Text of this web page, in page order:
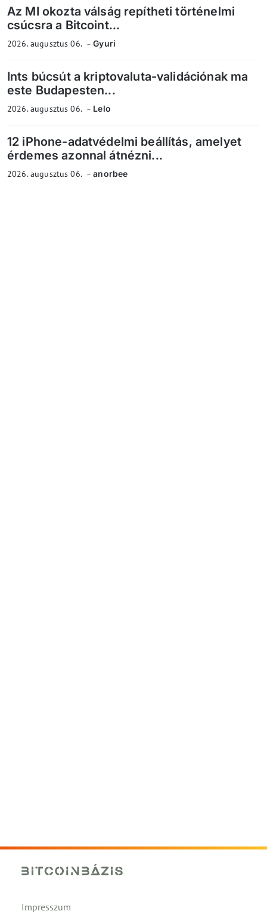
Az MI okozta válság repítheti történelmi
csúcsra a Bitcoint...
2026. augusztus 06. Gyuri
Ints búcsút a kriptovaluta-validációnak ma
este Budapesten...
2026. augusztus 06. Lelo
12 iPhone-adatvédelmi beállítás, amelyet
érdemes azonnal átnézni...
2026. augusztus 06. anorbee
Impresszum